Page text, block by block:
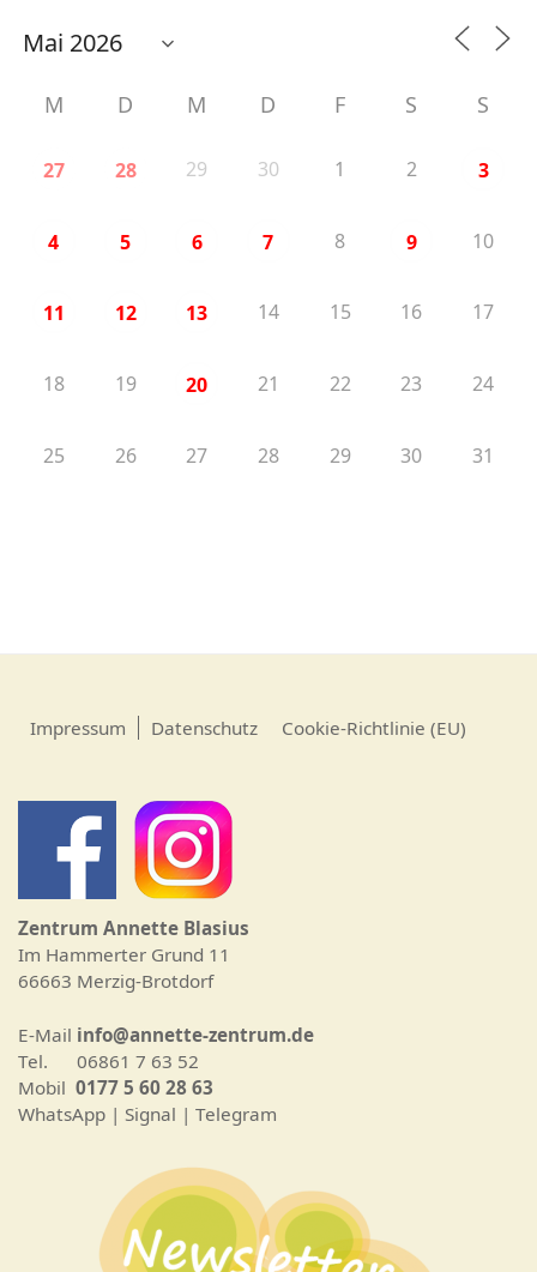
M D M D F S S
27 28 29 30 1 2 3
4 5 6 7 8 9 10
11 12 13 14 15 16 17
18 19 20 21 22 23 24
25 26 27 28 29 30 31
Impressum Datenschutz Cookie-Richtlinie (EU)
Zentrum Annette Blasius
Im Hammerter Grund 11
66663 Merzig-Brotdorf
E-Mail info@annette-zentrum.de
Tel. 06861 7 63 52
Mobil 0177 5 60 28 63
WhatsApp | Signal | Telegram